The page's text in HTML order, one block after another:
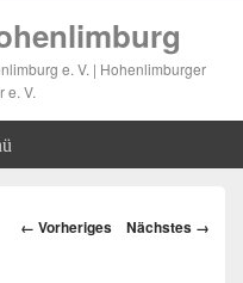
e. V. | Hohenlimburger
e. V.
Bilder-
← Vorheriges Nächstes →